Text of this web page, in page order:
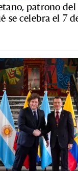
patrono
se celebra el 7